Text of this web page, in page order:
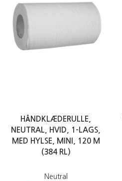
HÅNDKLÆDERULLE,
NEUTRAL, HVID, 1-LAGS,
MED HYLSE, MINI, 120 M
(384 RL)
Neutral